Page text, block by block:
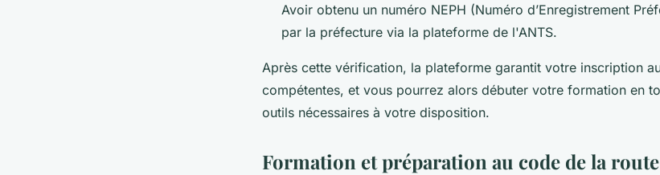
Avoir obtenu un numéro NEPH (Numéro d’Enregistrement
par la préfecture via la plateforme de l'ANTS.
Après cette vérification, la plateforme garantit votre inscription
compétentes, et vous pourrez alors débuter votre formation en
outils nécessaires à votre disposition.
Formation et préparation au code de la route